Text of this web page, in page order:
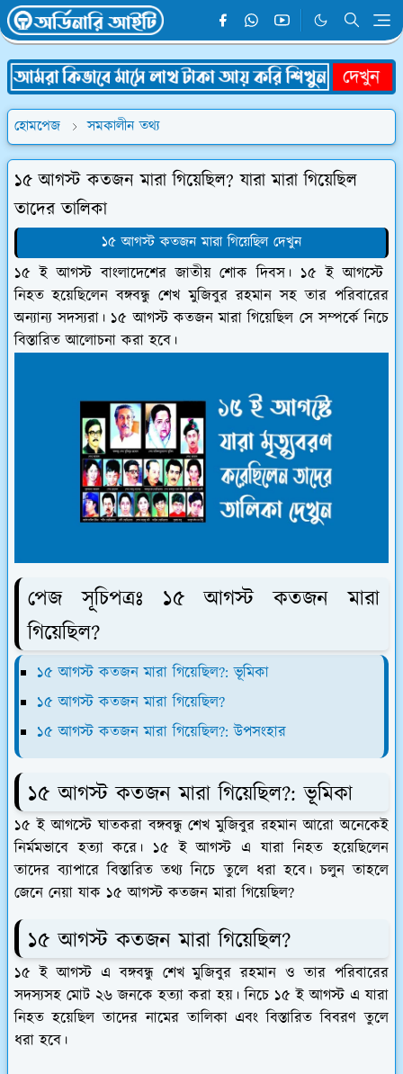
হোমপেজ সমকালীন তথ্য
১৫ আগস্ট কতজন মারা গিয়েছিল? যারা মারা গিয়েছিল
তাদের তালিকা
১৫ আগস্ট কতজন মারা গিয়েছিল দেখুন
১৫ ই আগস্ট বাংলাদেশের জাতীয় শোক দিবস। ১৫ ই আগস্টে
নিহত হয়েছিলেন বঙ্গবন্ধু শেখ মুজিবুর রহমান সহ তার পরিবারের
অন্যান্য সদস্যরা। ১৫ আগস্ট কতজন মারা গিয়েছিল সে সম্পর্কে নিচে
বিস্তারিত আলোচনা করা হবে।
পেজ সূচিপত্রঃ ১৫ আগস্ট কতজন মারা
গিয়েছিল?
১৫ আগস্ট কতজন মারা গিয়েছিল?: ভূমিকা
১৫ আগস্ট কতজন মারা গিয়েছিল?
১৫ আগস্ট কতজন মারা গিয়েছিল?: উপসংহার
১৫ আগস্ট কতজন মারা গিয়েছিল?: ভূমিকা
১৫ ই আগস্টে ঘাতকরা বঙ্গবন্ধু শেখ মুজিবুর রহমান আরো অনেকেই
নির্মমভাবে হত্যা করে। ১৫ ই আগস্ট এ যারা নিহত হয়েছিলেন
তাদের ব্যাপারে বিস্তারিত তথ্য নিচে তুলে ধরা হবে। চলুন তাহলে
জেনে নেয়া যাক ১৫ আগস্ট কতজন মারা গিয়েছিল?
১৫ আগস্ট কতজন মারা গিয়েছিল?
১৫ ই আগস্ট এ বঙ্গবন্ধু শেখ মুজিবুর রহমান ও তার পরিবারের
সদস্যসহ মোট ২৬ জনকে হত্যা করা হয়। নিচে ১৫ ই আগস্ট এ যারা
নিহত হয়েছিল তাদের নামের তালিকা এবং বিস্তারিত বিবরণ তুলে
ধরা হবে।